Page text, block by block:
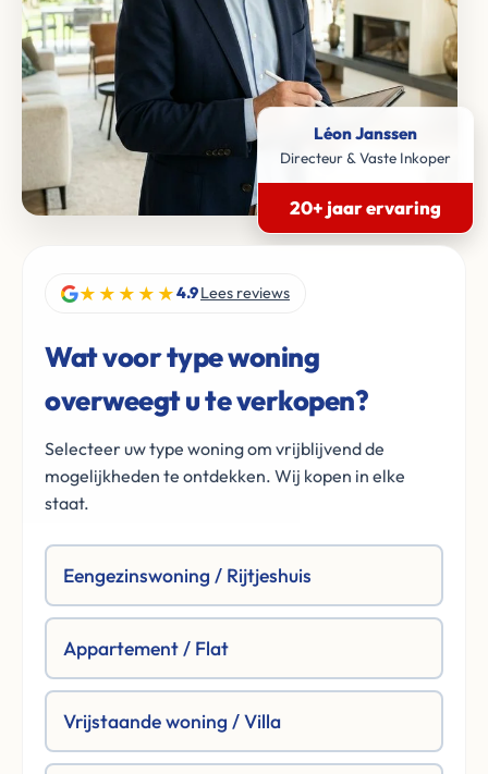
Léon Janssen
Directeur & Vaste Inkoper
20+ jaar ervaring
★★★★★4.9Lees reviews
Wat voor type woning
overweegt u te verkopen?
Selecteer uw type woning om vrijblijvend de
mogelijkheden te ontdekken. Wij kopen in elke
staat.
Eengezinswoning / Rijtjeshuis
Appartement / Flat
Vrijstaande woning / Villa